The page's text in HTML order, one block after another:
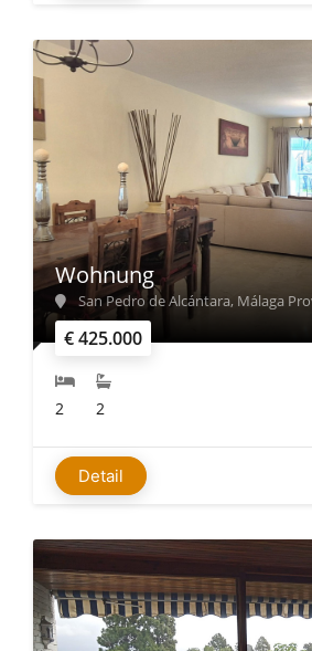
€ 425.000
Wohnung
San Pedro de Alcántara, Málaga
2 2
Detail